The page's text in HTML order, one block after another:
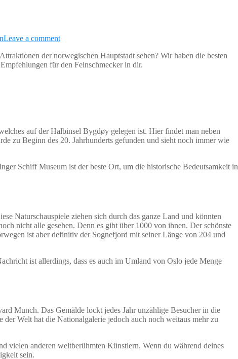
Leave a comment
der norwegischen Hauptstadt sehen? Wir haben die besten
für den Feinschmecker in dir.
auf der Halbinsel Bygdøy gelegen ist. Hier findet man neben
zu Beginn des 20. Jahrhunderts gefunden und sieht noch immer wie
Schiff Museum ist der beste Ort, um die historische Bedeutsamkeit in
Naturschauspiele ziehen sich durch das ganze Land und könnten
nicht alle gesehen. Denn es gibt über 1000 von ihnen. Der schönste
ist aber definitiv der Sognefjord mit seiner Länge von 204 und
ist allerdings, dass es auch im Umland von Oslo jede Menge
Munch. Das Gemälde lockt jedes Jahr unzählige Besucher in die
Welt hat die Nationalgalerie jedoch auch noch weitaus mehr zu
vielen anderen weltberühmten Künstlern. Wenn du während deines
sein.